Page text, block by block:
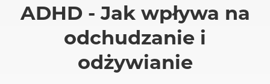
ADHD - Jak wpływa na
odchudzanie i
odżywianie